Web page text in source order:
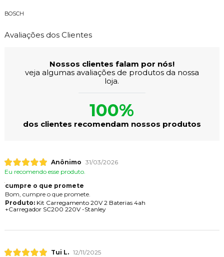
BOSCH
Avaliações dos Clientes
Nossos clientes falam por nós!
veja algumas avaliações de produtos da nossa
loja.
100%
dos clientes recomendam nossos produtos
Anônimo 31/03/2026
Eu recomendo esse produto.
cumpre o que promete
Bom, cumpre o que promete.
Produto:Kit Carregamento 20V 2 Baterias 4ah
+Carregador SC200 220V -Stanley
Tui L. 12/11/2025